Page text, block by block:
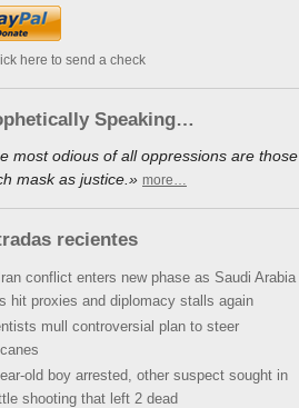
here to send a check
Speaking…
most odious of all oppressions are those
mask as justice.» more…
recientes
conflict enters new phase as Saudi Arabia
hit proxies and diplomacy stalls again
mull controversial plan to steer
old boy arrested, other suspect sought in
shooting that left 2 dead